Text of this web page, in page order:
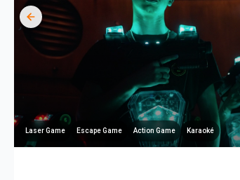
Laser Game Escape Game Action Game Karaoké